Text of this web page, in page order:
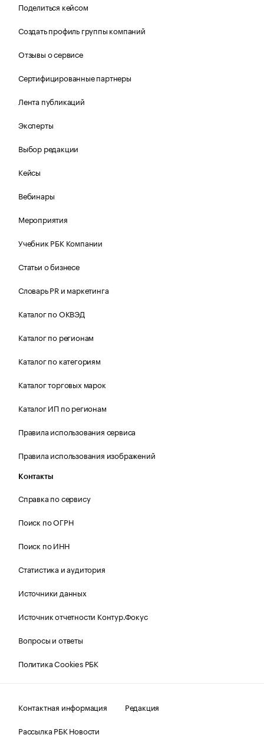
Поделиться кейсом
Создать профиль группы компаний
Отзывы о сервисе
Сертифицированные партнеры
Лента публикаций
Эксперты
Выбор редакции
Кейсы
Вебинары
Мероприятия
Учебник РБК Компании
Статьи о бизнесе
Словарь PR и маркетинга
Каталог по ОКВЭД
Каталог по регионам
Каталог по категориям
Каталог торговых марок
Каталог ИП по регионам
Правила использования сервиса
Правила использования изображений
Контакты
Справка по сервису
Поиск по ОГРН
Поиск по ИНН
Статистика и аудитория
Источники данных
Источник отчетности Контур.Фокус
Вопросы и ответы
Политика Cookies РБК
Контактная информация
Редакция
Рассылка РБК Новости